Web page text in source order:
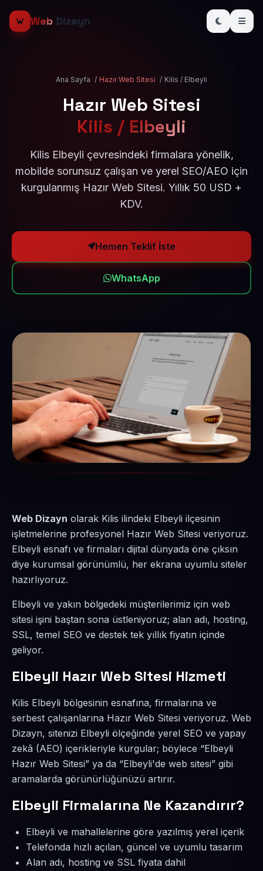
Web Dizayn
Ana Sayfa / Hazır Web Sitesi / Kilis / Elbeyli
Hazır Web Sitesi
Kilis / Elbeyli
Kilis Elbeyli çevresindeki firmalara yönelik,
mobilde sorunsuz çalışan ve yerel SEO/AEO için
kurgulanmış Hazır Web Sitesi. Yıllık 50 USD +
KDV.
Hemen Teklif İste
WhatsApp
Web Dizayn olarak Kilis ilindeki Elbeyli ilçesinin
işletmelerine profesyonel Hazır Web Sitesi veriyoruz.
Elbeyli esnafı ve firmaları dijital dünyada öne çıksın
diye kurumsal görünümlü, her ekrana uyumlu siteler
hazırlıyoruz.
Elbeyli ve yakın bölgedeki müşterilerimiz için web
sitesi işini baştan sona üstleniyoruz; alan adı, hosting,
SSL, temel SEO ve destek tek yıllık fiyatın içinde
geliyor.
Elbeyli Hazır Web Sitesi Hizmeti
Kilis Elbeyli bölgesinin esnafına, firmalarına ve
serbest çalışanlarına Hazır Web Sitesi veriyoruz. Web
Dizayn, sitenizi Elbeyli ölçeğinde yerel SEO ve yapay
zekâ (AEO) içerikleriyle kurgular; böylece “Elbeyli
Hazır Web Sitesi” ya da “Elbeyli'de web sitesi” gibi
aramalarda görünürlüğünüzü artırır.
Elbeyli Firmalarına Ne Kazandırır?
Elbeyli ve mahallelerine göre yazılmış yerel içerik
Telefonda hızlı açılan, güncel ve uyumlu tasarım
Alan adı, hosting ve SSL fiyata dahil